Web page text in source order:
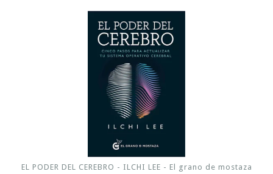
EL PODER DEL CEREBRO - ILCHI LEE - El grano de mostaza